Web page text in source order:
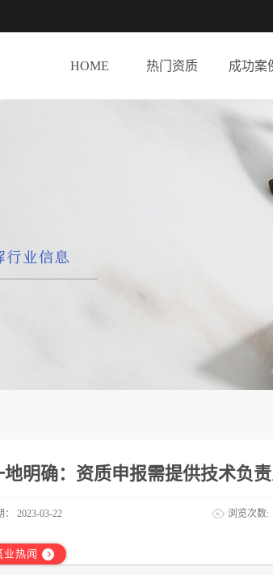
HOME 热门资质 成功案
明确：资质申报需提供技术负
2023-03-22 浏览次数:
业热闻